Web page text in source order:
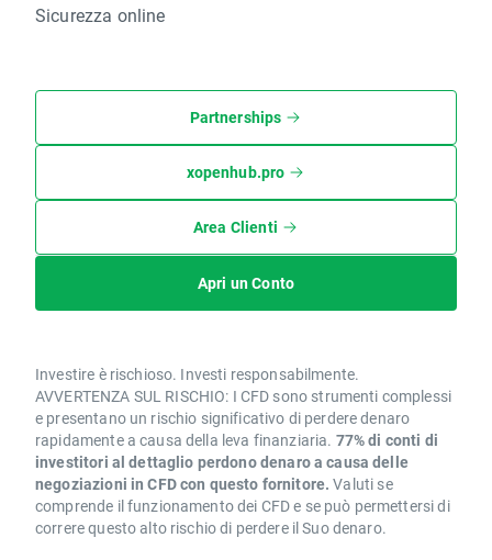
Sicurezza online
Partnerships
xopenhub.pro
Area Clienti
Apri un Conto
Investire è rischioso. Investi responsabilmente.
AVVERTENZA SUL RISCHIO: I CFD sono strumenti complessi
e presentano un rischio significativo di perdere denaro
rapidamente a causa della leva finanziaria. 77% di conti di
investitori al dettaglio perdono denaro a causa delle
negoziazioni in CFD con questo fornitore. Valuti se
comprende il funzionamento dei CFD e se può permettersi di
correre questo alto rischio di perdere il Suo denaro.